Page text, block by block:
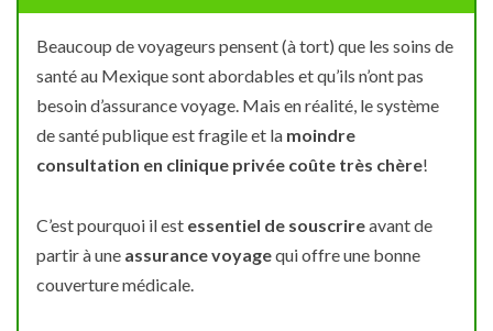
Beaucoup de voyageurs pensent (à tort) que les soins de
santé au Mexique sont abordables et qu’ils n’ont pas
besoin d’assurance voyage. Mais en réalité, le système
de santé publique est fragile et la moindre
consultation en clinique privée coûte très chère!
C’est pourquoi il est essentiel de souscrireavant de
partir à une assurance voyagequi offre une bonne
couverture médicale.